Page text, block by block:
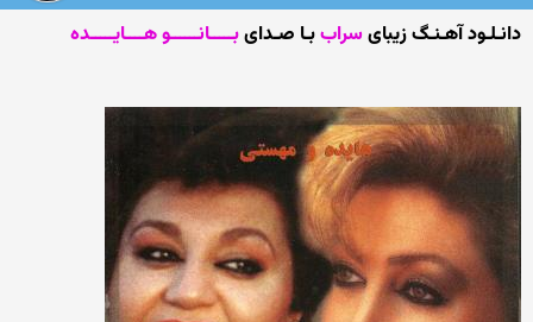
دانـلـود آهـنـگ زیبایسراببـا صـدایبـــــانــــــو هــــایـــــده